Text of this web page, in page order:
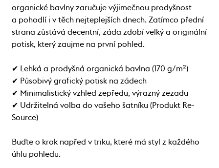
organické bavlny zaručuje výjimečnou prodyšnost
a pohodlí i v těch nejteplejších dnech. Zatímco přední
strana zůstává decentní, záda zdobí velký a originální
potisk, který zaujme na první pohled.
✔ Lehká a prodyšná organická bavlna (170 g/m²)
✔ Působivý grafický potisk na zádech
✔ Minimalistický vzhled zepředu, výrazný zezadu
✔ Udržitelná volba do vašeho šatníku (Produkt Re-
Source)
Buďte o krok napřed v triku, které má styl z každého
úhlu pohledu.